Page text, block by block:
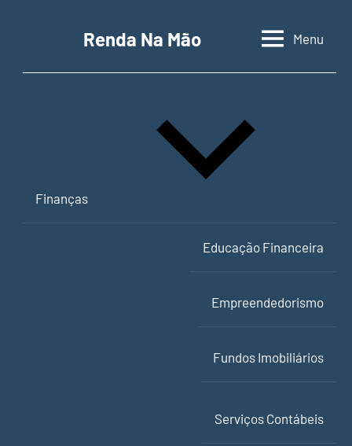
conteúdo
Renda Na Mão
Contabilidade,
empreendedorismo
Menu
Finanças
Educação Financeira
Empreendedorismo
Fundos Imobiliários
Serviços Contábeis